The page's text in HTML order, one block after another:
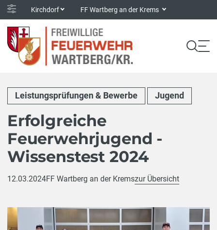
Kirchdorf FF Wartberg an der Krems
Leistungsprüfungen & Bewerbe Jugend
Erfolgreiche
Feuerwehrjugend -
Wissenstest 2024
12.03.2024FF Wartberg an der Kremszur Übersicht